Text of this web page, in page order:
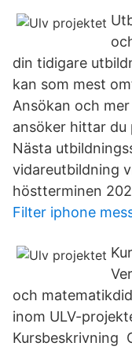
din tidigare
kan som mest
Ansökan och
ansöker hittar du
Nästa
vidareutbildning
höstterminen
Filter iphone
och
inom ULV-
Kursbeskrivning